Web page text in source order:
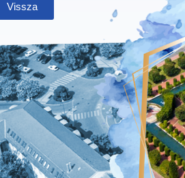
Vissza